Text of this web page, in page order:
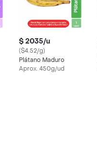
$ 2035/u
($4.52/g)
Plátano Maduro
Aprox. 450g/ud